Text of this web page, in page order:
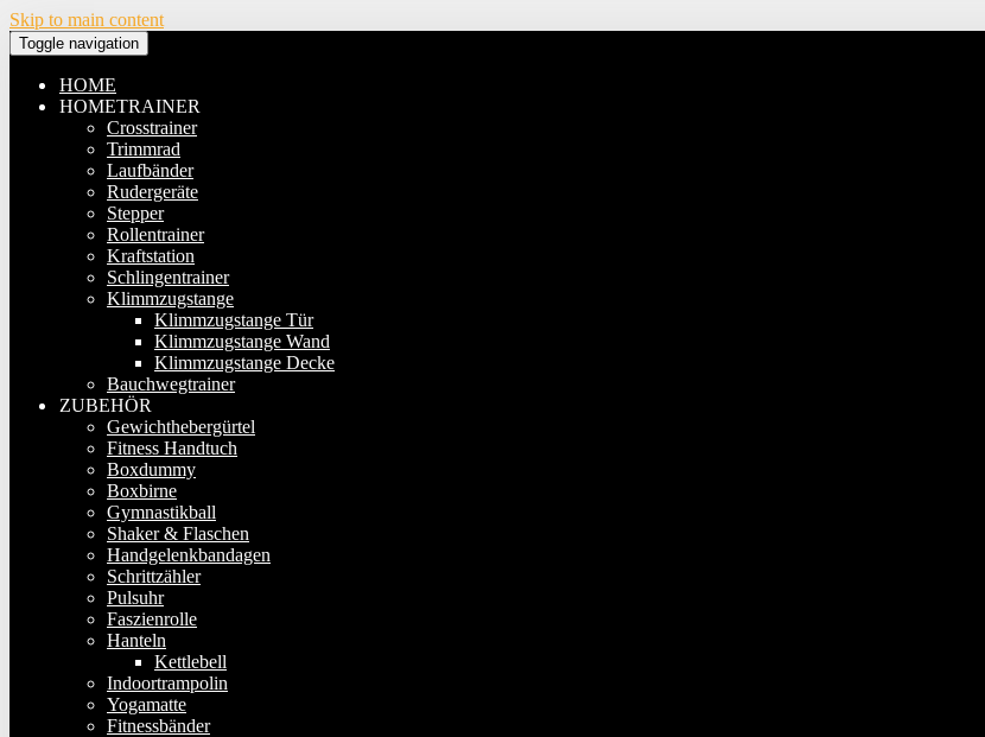
Skip to main content
Toggle navigation
HOME
HOMETRAINER
Crosstrainer
Trimmrad
Laufbänder
Rudergeräte
Stepper
Rollentrainer
Kraftstation
Schlingentrainer
Klimmzugstange
Klimmzugstange Tür
Klimmzugstange Wand
Klimmzugstange Decke
Bauchwegtrainer
ZUBEHÖR
Gewichthebergürtel
Fitness Handtuch
Boxdummy
Boxbirne
Gymnastikball
Shaker & Flaschen
Handgelenkbandagen
Schrittzähler
Pulsuhr
Faszienrolle
Hanteln
Kettlebell
Indoortrampolin
Yogamatte
Fitnessbänder